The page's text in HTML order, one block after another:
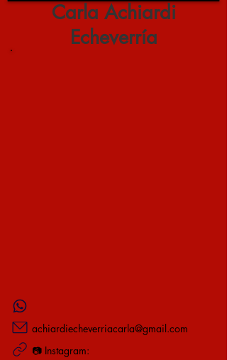
Carla Achiardi
Echeverría
achiardiecheverriacarla@gmail.com
📷 Instagram: